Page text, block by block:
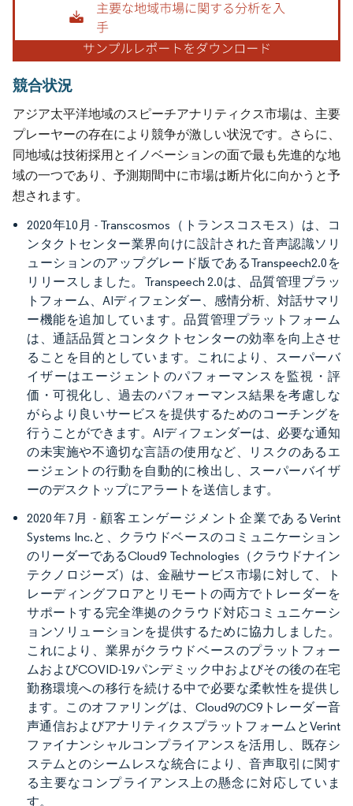
競合状況
アジア太平洋地域のスピーチアナリティクス市場は、主要
プレーヤーの存在により競争が激しい状況です。さらに、
同地域は技術採用とイノベーションの面で最も先進的な地
域の一つであり、予測期間中に市場は断片化に向かうと予
想されます。
2020年10月 - Transcosmos（トランスコスモス）は、コ
ンタクトセンター業界向けに設計された音声認識ソリ
ューションのアップグレード版であるTranspeech2.0を
リリースしました。Transpeech 2.0は、品質管理プラッ
トフォーム、AIディフェンダー、感情分析、対話サマリ
ー機能を追加しています。品質管理プラットフォーム
は、通話品質とコンタクトセンターの効率を向上させ
ることを目的としています。これにより、スーパーバ
イザーはエージェントのパフォーマンスを監視・評
価・可視化し、過去のパフォーマンス結果を考慮しな
がらより良いサービスを提供するためのコーチングを
行うことができます。AIディフェンダーは、必要な通知
の未実施や不適切な言語の使用など、リスクのあるエ
ージェントの行動を自動的に検出し、スーパーバイザ
ーのデスクトップにアラートを送信します。
2020年7月 - 顧客エンゲージメント企業であるVerint
Systems Inc.と、クラウドベースのコミュニケーション
のリーダーであるCloud9 Technologies（クラウドナイン
テクノロジーズ）は、金融サービス市場に対して、ト
レーディングフロアとリモートの両方でトレーダーを
サポートする完全準拠のクラウド対応コミュニケーシ
ョンソリューションを提供するために協力しました。
これにより、業界がクラウドベースのプラットフォー
ムおよびCOVID-19パンデミック中およびその後の在宅
勤務環境への移行を続ける中で必要な柔軟性を提供し
ます。このオファリングは、Cloud9のC9トレーダー音
声通信およびアナリティクスプラットフォームとVerint
ファイナンシャルコンプライアンスを活用し、既存シ
ステムとのシームレスな統合により、音声取引に関す
る主要なコンプライアンス上の懸念に対応していま
す。